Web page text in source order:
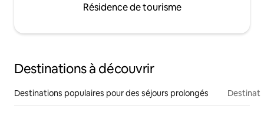
Résidence de tourisme
Destinations à découvrir
Destinations populaires pour des séjours prolongés